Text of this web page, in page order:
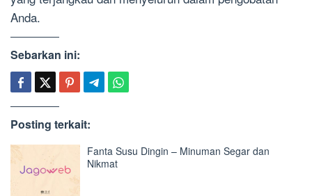
Anda.
Sebarkan ini:
Posting terkait:
Fanta Susu Dingin – Minuman Segar dan
Nikmat